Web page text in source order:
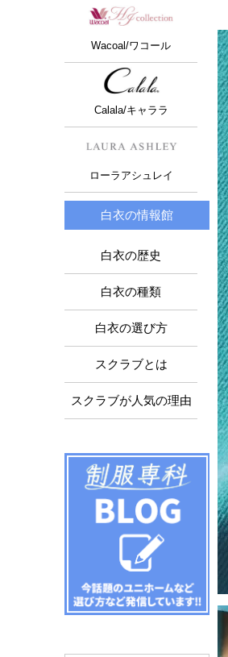
Wacoal/ワコール
Calala/キャララ
ローラアシュレイ
白衣の情報館
白衣の歴史
白衣の種類
白衣の選び方
スクラブとは
スクラブが人気の理由